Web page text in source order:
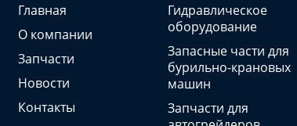
Главная
О компании
Запчасти
Новости
Контакты
Гидравлическое
оборудование
Запасные части для
бурильно-крановых
машин
Запчасти для